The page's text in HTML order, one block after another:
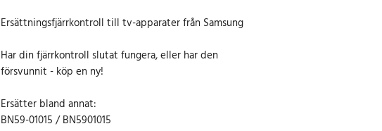
Ersättningsfjärrkontroll till tv-apparater från Samsung
Har din fjärrkontroll slutat fungera, eller har den
försvunnit - köp en ny!
Ersätter bland annat:
BN59-01015 / BN5901015